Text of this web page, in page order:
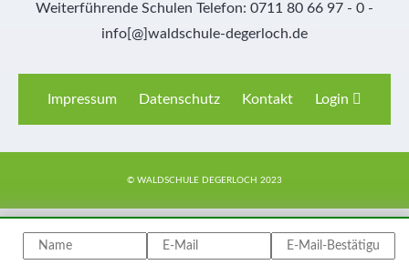
Weiterführende Schulen Telefon: 0711 80 66 97 - 0 -
info[@]waldschule-degerloch.de
Impressum Datenschutz Kontakt Login
© WALDSCHULE DEGERLOCH 2023